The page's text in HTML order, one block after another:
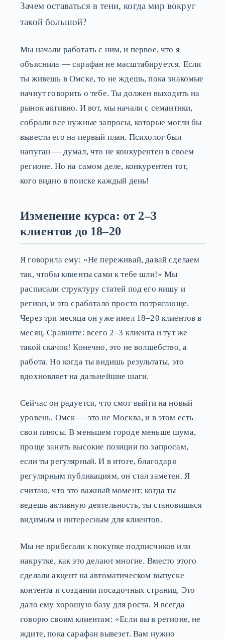
Зачем оставаться в тени, когда мир вокруг
такой большой?
Мы начали работать с ним, и первое, что я
объяснила — сарафан не масштабируется. Если
ты живешь в Омске, то не ждешь, пока знакомые
начнут говорить о тебе. Ты должен выходить на
рынок активно. И вот, мы начали с семантики,
собрали все нужные запросы, которые могли бы
вывести его на первый план. Психолог был
напуган — думал, что не конкурентен в своем
регионе. Но на самом деле, конкурентен тот,
кого видно в поиске каждый день!
Изменение курса: от 2–3
клиентов до 18–20
Я говорила ему: «Не переживай, давай сделаем
так, чтобы клиенты сами к тебе шли!» Мы
расписали структуру статей под его нишу и
регион, и это сработало просто потрясающе.
Через три месяца он уже имел 18–20 клиентов в
месяц. Сравните: всего 2–3 клиента и тут же
такой скачок! Конечно, это не волшебство, а
работа. Но когда ты видишь результаты, это
вдохновляет на дальнейшие шаги.
Сейчас он радуется, что смог выйти на новый
уровень. Омск — это не Москва, и в этом есть
свои плюсы. В меньшем городе меньше шума,
проще занять высокие позиции по запросам,
если ты регулярный. И в итоге, благодаря
регулярным публикациям, он стал заметен. Я
считаю, что это важный момент: когда ты
ведешь активную деятельность, ты становишься
видимым и интересным для клиентов.
Мы не прибегали к покупке подписчиков или
накрутке, как это делают многие. Вместо этого
сделали акцент на автоматическом выпуске
контента и создании посадочных страниц. Это
дало ему хорошую базу для роста. Я всегда
говорю своим клиентам: «Если вы в регионе, не
ждите, пока сарафан вывезет. Вам нужно